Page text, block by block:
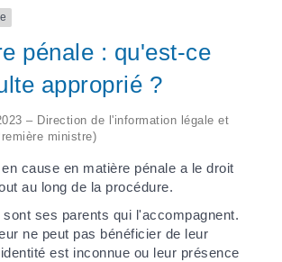
pénale : qu'est-ce
approprié ?
– Direction de l'information légale et
ministre)
cause en matière pénale a le droit
au long de la procédure.
ses parents qui l'accompagnent.
ne peut pas bénéficier de leur
est inconnue ou leur présence